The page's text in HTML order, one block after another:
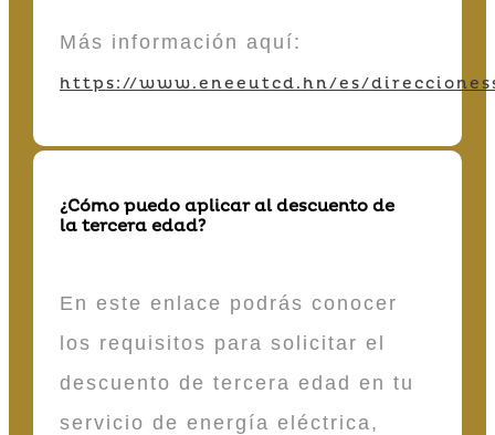
Más información aquí:
https://www.eneeutcd.hn/es/
¿Cómo puedo aplicar al descuento de
la tercera edad?
En este enlace podrás conocer
los requisitos para solicitar el
descuento de tercera edad en tu
servicio de energía eléctrica,